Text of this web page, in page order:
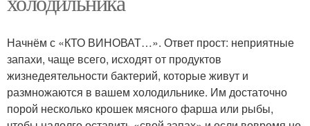
Начнём с «КТО ВИНОВАТ…». Ответ прост: неприятные
запахи, чаще всего, исходят от продуктов
жизнедеятельности бактерий, которые живут и
размножаются в вашем холодильнике. Им достаточно
порой несколько крошек мясного фарша или рыбы,